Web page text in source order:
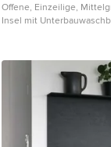
Offene, Einzeilige,
Insel mit
Bodenfliesen, blauem